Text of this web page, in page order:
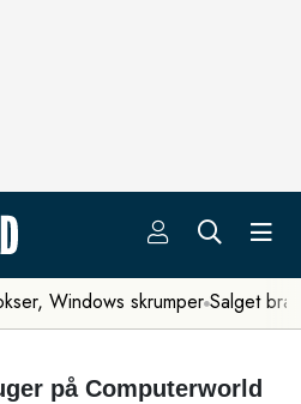
Windows skrumper Salget
på Computerworld